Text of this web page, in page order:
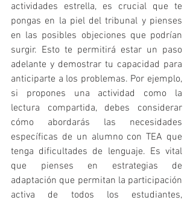
actividades estrella, es crucial que te
pongas en la piel del tribunal y pienses
en las posibles objeciones que podrían
surgir. Esto te permitirá estar un paso
adelante y demostrar tu capacidad para
anticiparte a los problemas. Por ejemplo,
si propones una actividad como la
lectura compartida, debes considerar
cómo abordarás las necesidades
específicas de un alumno con TEA que
tenga dificultades de lenguaje. Es vital
que pienses en estrategias de
adaptación que permitan la participación
activa de todos los estudiantes,